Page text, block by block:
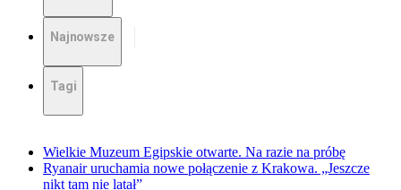
Najnowsze
Tagi
Wielkie Muzeum Egipskie otwarte. Na razie na próbę
Ryanair uruchamia nowe połączenie z Krakowa. „Jeszcze
nikt tam nie latał”